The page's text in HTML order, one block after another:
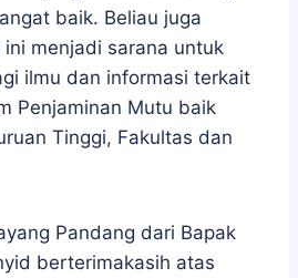
baik. Beliau juga
menjadi sarana untuk
ilmu dan informasi terkait
Penjaminan Mutu baik
Tinggi, Fakultas dan
Pandang dari Bapak
berterimakasih atas